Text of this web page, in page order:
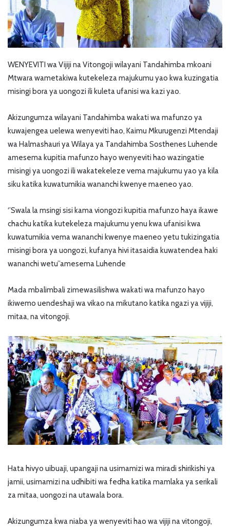
WENYEVITI wa Vijiji na Vitongoji wilayani Tandahimba mkoani
Mtwara wametakiwa kutekeleza majukumu yao kwa kuzingatia
misingi bora ya uongozi ili kuleta ufanisi wa kazi yao.
Akizungumza wilayani Tandahimba wakati wa mafunzo ya
kuwajengea uelewa wenyeviti hao, Kaimu Mkurugenzi Mtendaji
wa Halmashauri ya Wilaya ya Tandahimba Sosthenes Luhende
amesema kupitia mafunzo hayo wenyeviti hao wazingatie
misingi ya uongozi ili wakatekeleze vema majukumu yao ya kila
siku katika kuwatumikia wananchi kwenye maeneo yao.
‘’Swala la msingi sisi kama viongozi kupitia mafunzo haya ikawe
chachu katika kutekeleza majukumu yenu kwa ufanisi kwa
kuwatumikia vema wananchi kwenye maeneo yetu tukizingatia
misingi bora ya uongozi, kufanya hivi itasaidia kuwatendea haki
wananchi wetu’’amesema Luhende
Mada mbalimbali zimewasilishwa wakati wa mafunzo hayo
ikiwemo uendeshaji wa vikao na mikutano katika ngazi ya vijiji,
mitaa, na vitongoji.
Hata hivyo uibuaji, upangaji na usimamizi wa miradi shirikishi ya
jamii, usimamizi na udhibiti wa fedha katika mamlaka ya serikali
za mitaa, uongozi na utawala bora.
Akizungumza kwa niaba ya wenyeviti hao wa vijiji na vitongoji,